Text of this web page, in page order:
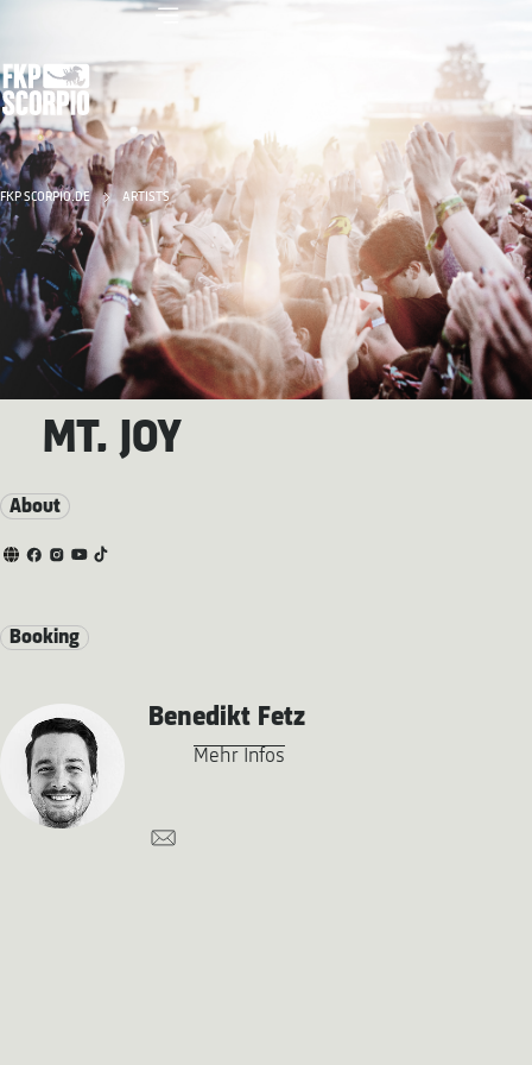
FKP SCORPIO.DE ARTISTS
MT. JOY
About
Booking
Benedikt Fetz
Mehr Infos